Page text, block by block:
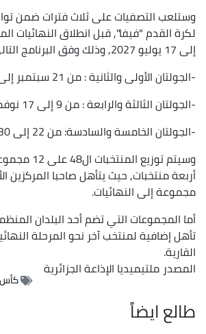
وستلعب التصفيات على ثلاث فترات ضمن
إلى 17 يوليو 2027, وذلك وفق البرنامج التالي :
-الجولتان الأولى والثانية : من 21 سبتمبر إلى 6 أكتوبر 2026.
-الجولتان الثالثة والرابعة : من 9 إلى 17 نوفمبر 2026.
-الجولتان الخامسة والسادسة: من 22 إلى 30 مارس 2027.
وسيتم توزيع
أربعة منتخبات, حيث يتأهل صاحبا المركزين
مجموعة إلى النهائيات.
أما المجموعات التي تضم أحد البلدان
تأهل إضافية لمنتخب آخر نحو المرحلة
القارية.
المصدرملتيميديا الإذاعة الجزائرية
كأس أمم
طالع ايضاً